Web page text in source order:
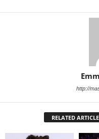
http://
RELATED